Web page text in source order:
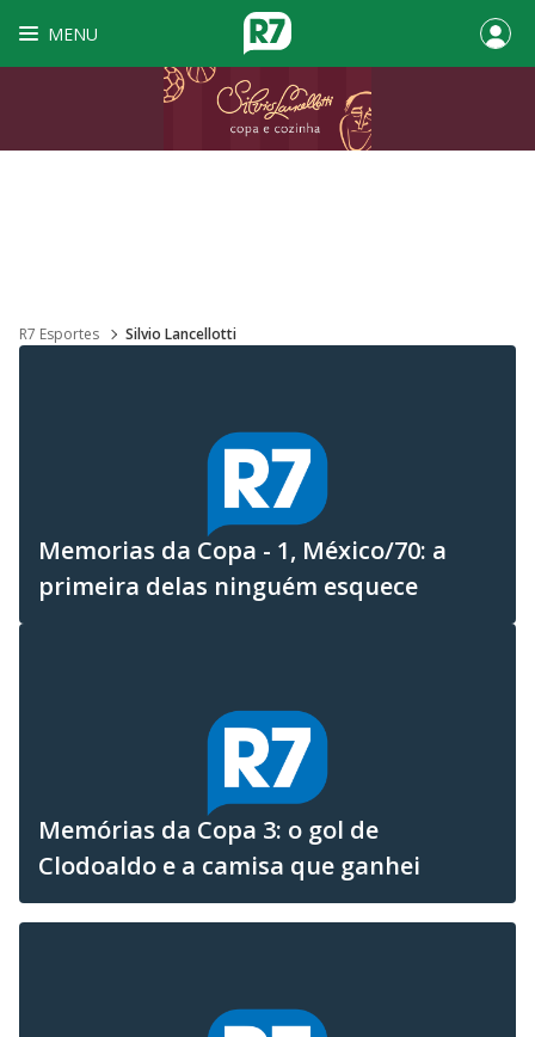
MENU
R7 Esportes Silvio Lancellotti
Memorias da Copa - 1, México/70: a
primeira delas ninguém esquece
Memórias da Copa 3: o gol de
Clodoaldo e a camisa que ganhei